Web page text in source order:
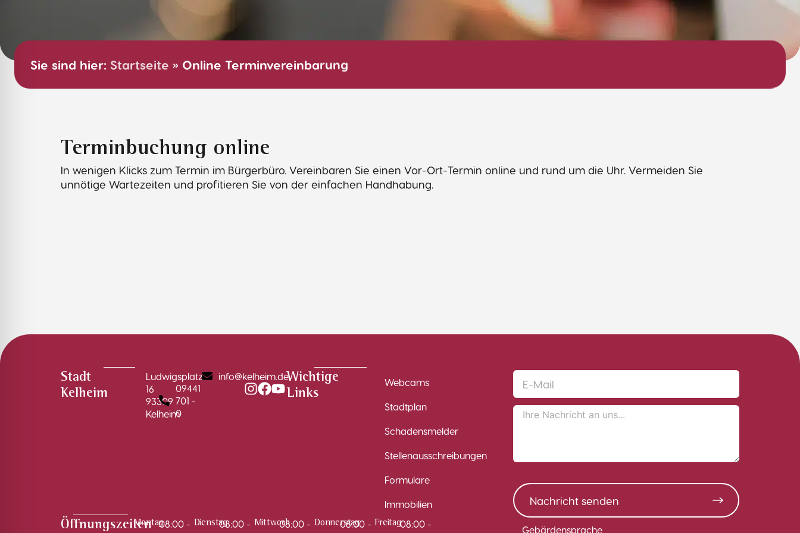
Sie sind hier: Startseite » Online Terminvereinbarung
Terminbuchung online
In wenigen Klicks zum Termin im Bürgerbüro. Vereinbaren Sie einen Vor-Ort-Termin online und rund um die Uhr. Vermeiden Sie
unnötige Wartezeiten und profitieren Sie von der einfachen Handhabung.
Stadt
Kelheim
Ludwigsplatz
16
93309
Kelheim
09441
701 -
0
info@kelheim.deWichtige
Links
Webcams
Stadtplan
Schadensmelder
Stellenausschreibungen
Formulare
Immobilien Nachricht senden
Öffnungszeiten
Montag08:00 - Dienstag08:00 - Mittwoch08:00 - Donnerstag
08:00 - Freitag08:00 -
Gebärdensprache